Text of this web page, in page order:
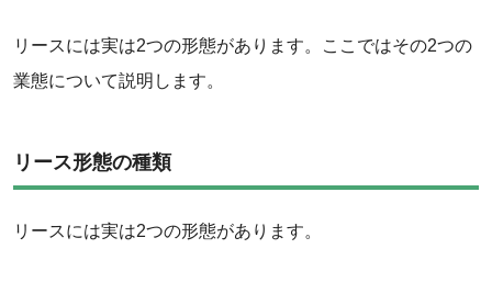
‌リースには実は2つの形態があります。ここではその2つの
業態について説明します。
‌リース形態の種類
リースには実は2つの形態があります。